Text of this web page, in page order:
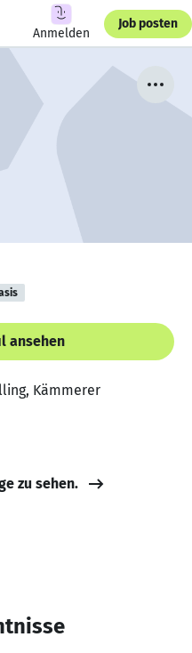
Anmelden
Job posten
ansehen
Kämmerer
zu sehen.